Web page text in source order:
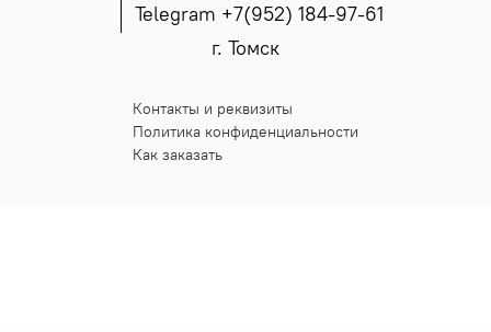
Telegram +7(952) 184-97-61
г. Томск
Контакты и реквизиты
Политика конфиденциальности
Как заказать